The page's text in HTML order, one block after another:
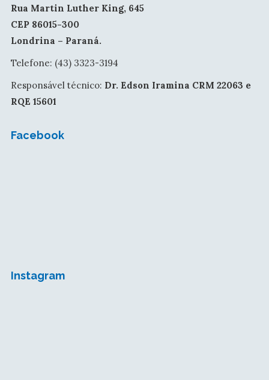
Rua Martin Luther King, 645
CEP 86015-300
Londrina – Paraná.
Telefone: (43) 3323-3194
Responsável técnico: Dr. Edson Iramina CRM 22063 e
RQE 15601
Facebook
Instagram